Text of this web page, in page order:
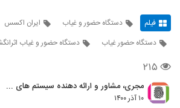
فیلم دستگاه حضور و غیاب ایران اکسس
دستگاه حضور غیاب
دستگاه حضور و غیاب
۲۱۵
مجری، مشاور و ارائه دهنده سیستم های امنیتی
۱۰ آذر ۱۴۰۰